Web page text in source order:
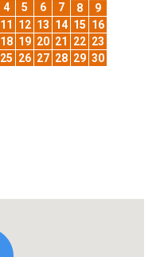
4 5 6 7 8
9
11 12 13 14 15 16
18 19 20 21 22 23
25 26 27 28 29 30